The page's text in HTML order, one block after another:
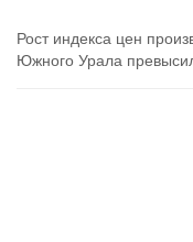
Рост индекса цен
Южного Урала